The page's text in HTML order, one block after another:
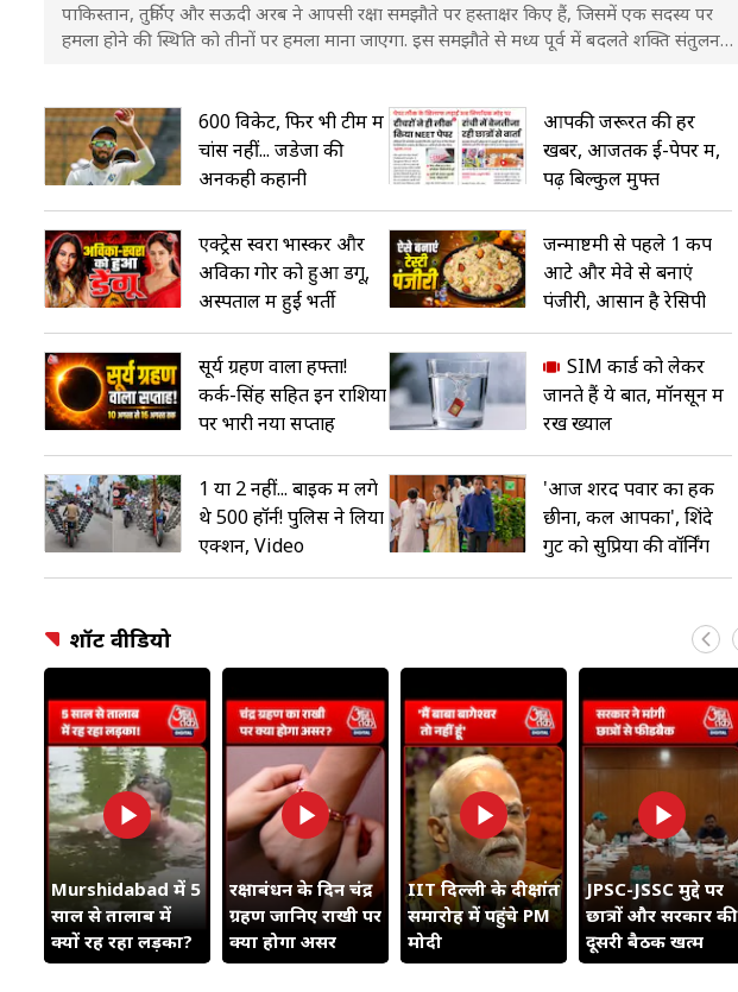
पाकिस्तान, तुर्किए और सऊदी अरब ने आपसी रक्षा समझौते पर हस्ताक्षर किए हैं, जिसमें एक सदस्य पर
हमला होने की स्थिति को तीनों पर हमला माना जाएगा. इस समझौते से मध्य पूर्व में बदलते शक्ति संतुलन
600 विकेट, फिर भी टीम में
चांस नहीं... जडेजा की
अनकही कहानी
आपकी जरूरत की हर
खबर, आजतक ई-पेपर में,
पढ़ें बिल्कुल मुफ्त
एक्ट्रेस स्वरा भास्कर और
अविका गोर को हुआ डेंगू,
अस्पताल में हुईं भर्ती
जन्माष्टमी से पहले 1 कप
आटे और मेवे से बनाएं
पंजीरी, आसान है रेसिपी
सूर्य ग्रहण वाला हफ्ता!
कर्क-सिंह सहित इन राशियों
पर भारी नया सप्ताह
SIM कार्ड को लेकर
जानते हैं ये बात, मॉनसून में
रखें ख्याल
1 या 2 नहीं... बाइक में लगे
थे 500 हॉर्न! पुलिस ने लिया
एक्शन, Video
'आज शरद पवार का हक
छीना, कल आपका', शिंदे
गुट को सुप्रिया की वॉर्निंग
शॉर्ट वीडियो
Murshidabad में 5
साल से तालाब में
क्यों रह रहा लड़का?
रक्षाबंधन के दिन चंद्र
ग्रहण जानिए राखी पर
क्या होगा असर
IIT दिल्ली के दीक्षांत
समारोह में पहुंचे PM
मोदी
JPSC-JSSC मुद्दे पर
छात्रों और सरकार की
दूसरी बैठक खत्म